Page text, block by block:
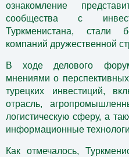
ознакомление
сообщества с
Туркменистана, стали
компаний дружественной
В ходе делового
мнениями о
турецких инвестиций,
отрасль,
логистическую сферу, а
информационные
Как отмечалось,